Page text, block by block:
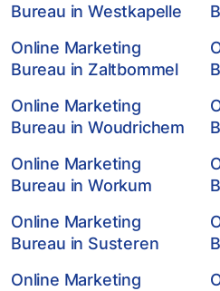
Bureau in Westkapelle
Online Marketing
Bureau in Zaltbommel
Online Marketing
Bureau in Woudrichem
Online Marketing
Bureau in Workum
Online Marketing
Bureau in Susteren
Online Marketing